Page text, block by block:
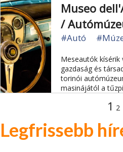
Museo
/
#Autó
Meseautók kísérik
gazdaság és
torinói
masinájától a
1 2
Legfrissebb